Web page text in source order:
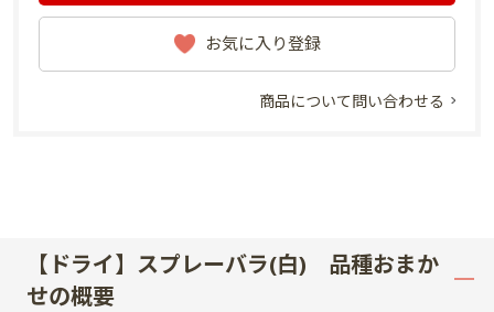
お気に入り登録
商品について問い合わせる
【ドライ】スプレーバラ(白) 品種おまか
せの概要